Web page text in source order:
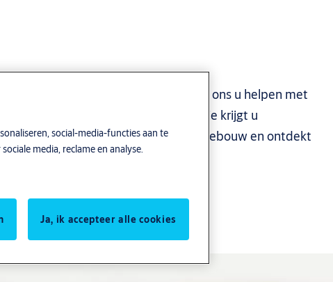
gebouw optimaal beveiligd is? Laat ons u helpen met
Met deze exclusieve scan op locatie krijgt u
beveiligingstoestand van uw gebouw en ontdekt
voor een nog veiligere omgeving.
social-media-functies aan te
media, reclame en analyse.
Ja, ik accepteer alle cookies